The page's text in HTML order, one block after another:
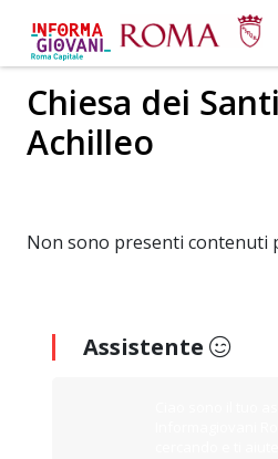
Chiesa dei
Achilleo
Non sono presenti contenuti
Assistente